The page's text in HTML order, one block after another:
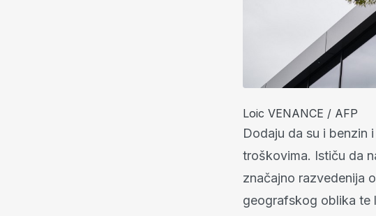
Loic VENANCE / AFP
Dodaju da su i benzin
troškovima. Ističu da
značajno razvedenija
geografskog oblika te